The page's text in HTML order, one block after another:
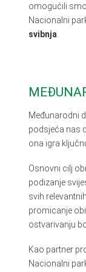
omogućili smo
Nacionalni
svibnja.
Međunarodni
podsjeća nas
ona igra
Osnovni cilj
podizanje
svih
promicanje
ostvarivanju
Kao partner
Nacionalni